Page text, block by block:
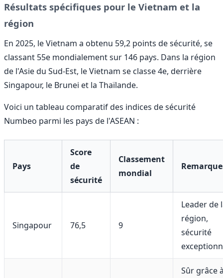
Résultats spécifiques pour le Vietnam et la
région
En 2025, le Vietnam a obtenu 59,2 points de sécurité, se
classant 55e mondialement sur 146 pays. Dans la région
de l'Asie du Sud-Est, le Vietnam se classe 4e, derrière
Singapour, le Brunei et la Thaïlande.
Voici un tableau comparatif des indices de sécurité
Numbeo parmi les pays de l'ASEAN :
Pays
Score
de
sécurité
Classement
mondial
Singapour 76,5 9
Leader de
région,
sécurité
Sûr grâce